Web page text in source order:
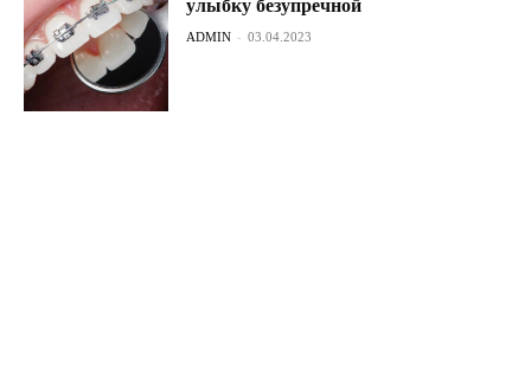
улыбку безупречной
ADMIN - 03.04.2023